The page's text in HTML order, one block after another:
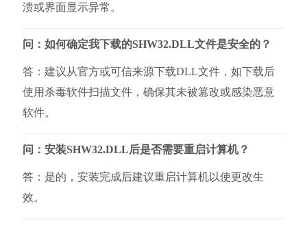
溃或界面显示异常。
问：如何确定我下载的SHW32.DLL文件是安全的？
答：建议从官方或可信来源下载DLL文件，如下载后
使用杀毒软件扫描文件，确保其未被篡改或感染恶意
软件。
问：安装SHW32.DLL后是否需要重启计算机？
答：是的，安装完成后建议重启计算机以使更改生
效。